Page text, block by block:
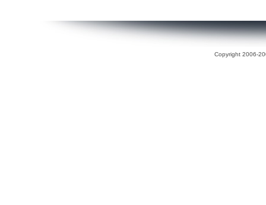
Copyright 2006-